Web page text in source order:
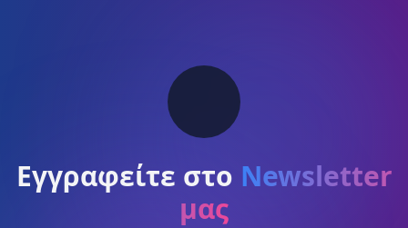
Εγγραφείτε στο Newsletter
μας